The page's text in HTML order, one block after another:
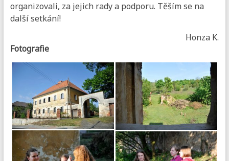
organizovali, za jejich rady a podporu. Těším se na
další setkání!
Honza K.
Fotografie